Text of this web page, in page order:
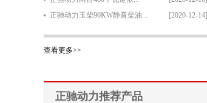
[2020-12-14]
正驰动力玉柴90KW静音柴油...
查看更多>>
正驰动力推荐产品